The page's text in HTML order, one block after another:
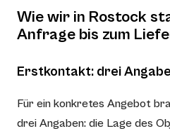
Wie wir in Rostock
Anfrage bis zum
Erstkontakt: drei
Für ein konkretes Angebot
drei Angaben: die Lage des